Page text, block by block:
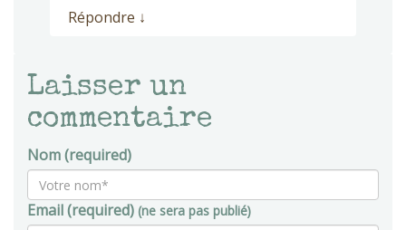
Répondre ↓
Laisser un
commentaire
Nom (required)
Email (required) (ne sera pas publié)